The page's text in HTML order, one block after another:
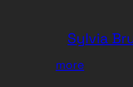
Sylvia
more: